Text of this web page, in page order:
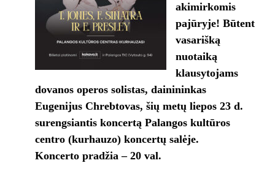
akimirkomis
pajūryje! Būtent
vasarišką
nuotaiką
klausytojams
dovanos operos solistas, dainininkas
Eugenijus Chrebtovas, šių metų liepos 23 d.
surengsiantis koncertą Palangos kultūros
centro (kurhauzo) koncertų salėje.
Koncerto pradžia – 20 val.